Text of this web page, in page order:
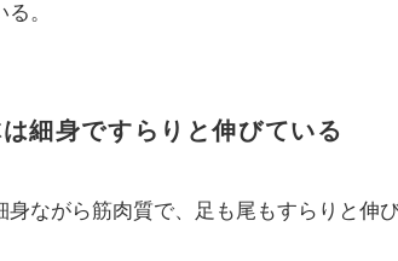
。
細身ですらりと伸びている
身ながら筋肉質で、足も尾もすらりと伸び